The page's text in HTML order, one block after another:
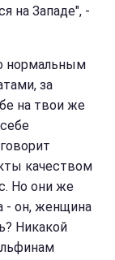
на Западе", -
нормальным
за
на твои же
качеством
Но они же
- он, женщина
Никакой